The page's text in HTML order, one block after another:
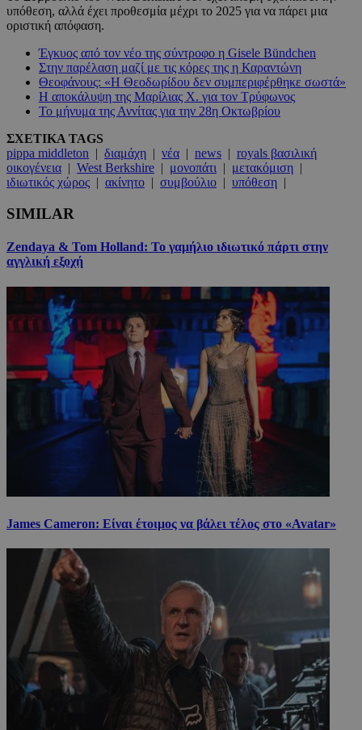
υπόθεση, αλλά έχει προθεσμία μέχρι το 2025 για να πάρει μια
οριστική απόφαση.
Έγκυος από τον νέο της σύντροφο η Gisele Bündchen
Στην παρέλαση μαζί με τις κόρες της η Καραντώνη
Θεοφάνους: «H Θεοδωρίδου δεν συμπεριφέρθηκε σωστά»
Η αποκάλυψη της Μαρίλιας Χ. για τον Τρύφωνος
Το μήνυμα της Αννίτας για την 28η Οκτωβρίου
ΣΧΕΤΙΚΑ TAGS
pippa middleton | διαμάχη | νέα | news | royals βασιλική
οικογένεια | West Berkshire | μονοπάτι | μετακόμιση |
ιδιωτικός χώρος | ακίνητο | συμβούλιο | υπόθεση |
SIMILAR
Zendaya & Tom Holland: Το γαμήλιο ιδιωτικό πάρτι στην
αγγλική εξοχή
James Cameron: Είναι έτοιμος να βάλει τέλος στο «Avatar»